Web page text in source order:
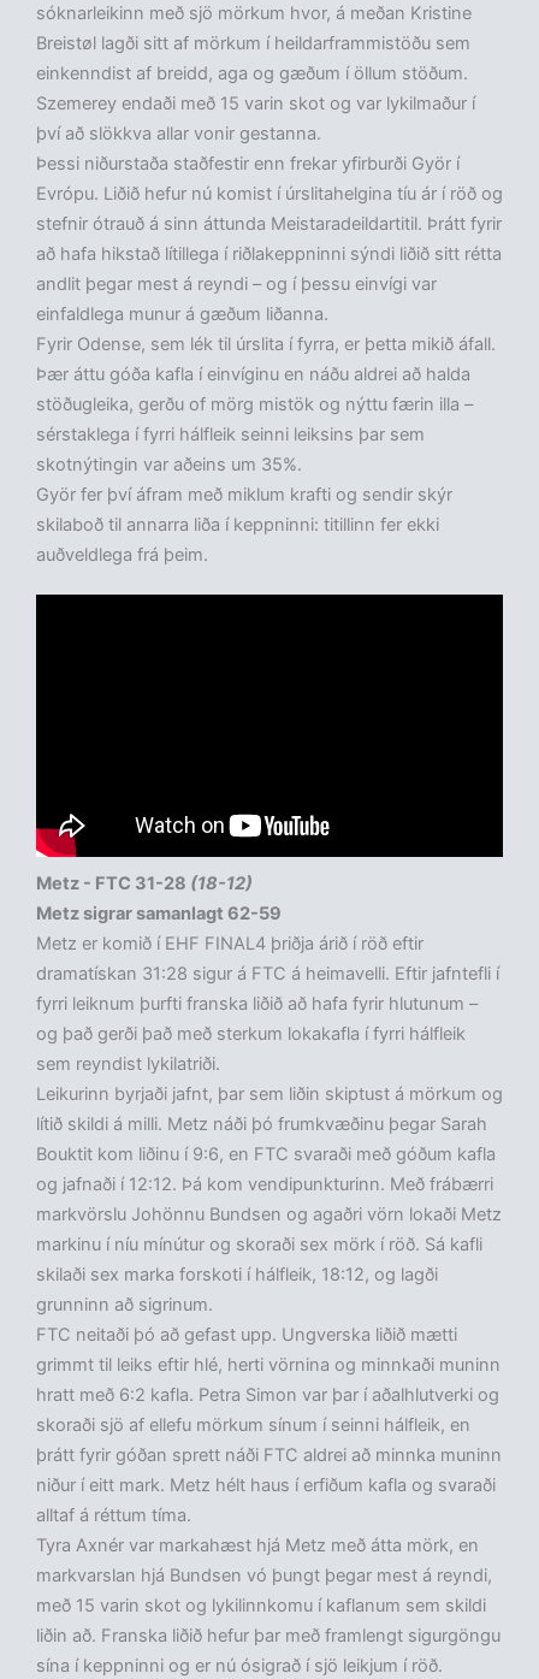
sóknarleikinn með sjö mörkum hvor, á meðan Kristine
Breistøl lagði sitt af mörkum í heildarframmistöðu sem
einkenndist af breidd, aga og gæðum í öllum stöðum.
Szemerey endaði með 15 varin skot og var lykilmaður í
því að slökkva allar vonir gestanna.
Þessi niðurstaða staðfestir enn frekar yfirburði Györ í
Evrópu. Liðið hefur nú komist í úrslitahelgina tíu ár í röð og
stefnir ótrauð á sinn áttunda Meistaradeildartitil. Þrátt fyrir
að hafa hikstað lítillega í riðlakeppninni sýndi liðið sitt rétta
andlit þegar mest á reyndi – og í þessu einvígi var
einfaldlega munur á gæðum liðanna.
Fyrir Odense, sem lék til úrslita í fyrra, er þetta mikið áfall.
Þær áttu góða kafla í einvíginu en náðu aldrei að halda
stöðugleika, gerðu of mörg mistök og nýttu færin illa –
sérstaklega í fyrri hálfleik seinni leiksins þar sem
skotnýtingin var aðeins um 35%.
Györ fer því áfram með miklum krafti og sendir skýr
skilaboð til annarra liða í keppninni: titillinn fer ekki
auðveldlega frá þeim.
Metz - FTC 31-28 (18-12)
Metz sigrar samanlagt 62-59
Metz er komið í EHF FINAL4 þriðja árið í röð eftir
dramatískan 31:28 sigur á FTC á heimavelli. Eftir jafntefli í
fyrri leiknum þurfti franska liðið að hafa fyrir hlutunum –
og það gerði það með sterkum lokakafla í fyrri hálfleik
sem reyndist lykilatriði.
Leikurinn byrjaði jafnt, þar sem liðin skiptust á mörkum og
lítið skildi á milli. Metz náði þó frumkvæðinu þegar Sarah
Bouktit kom liðinu í 9:6, en FTC svaraði með góðum kafla
og jafnaði í 12:12. Þá kom vendipunkturinn. Með frábærri
markvörslu Johönnu Bundsen og agaðri vörn lokaði Metz
markinu í níu mínútur og skoraði sex mörk í röð. Sá kafli
skilaði sex marka forskoti í hálfleik, 18:12, og lagði
grunninn að sigrinum.
FTC neitaði þó að gefast upp. Ungverska liðið mætti
grimmt til leiks eftir hlé, herti vörnina og minnkaði muninn
hratt með 6:2 kafla. Petra Simon var þar í aðalhlutverki og
skoraði sjö af ellefu mörkum sínum í seinni hálfleik, en
þrátt fyrir góðan sprett náði FTC aldrei að minnka muninn
niður í eitt mark. Metz hélt haus í erfiðum kafla og svaraði
alltaf á réttum tíma.
Tyra Axnér var markahæst hjá Metz með átta mörk, en
markvarslan hjá Bundsen vó þungt þegar mest á reyndi,
með 15 varin skot og lykilinnkomu í kaflanum sem skildi
liðin að. Franska liðið hefur þar með framlengt sigurgöngu
sína í keppninni og er nú ósigrað í sjö leikjum í röð.